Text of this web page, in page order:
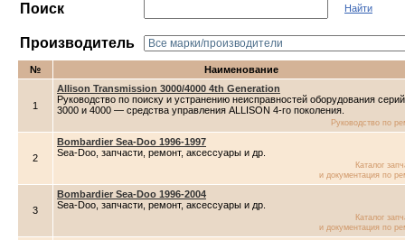
Поиск Найти
Производитель
№ Наименование
1
Allison Transmission 3000/4000 4th Generation
Руководство по поиску и устранению неисправностей оборудования серий
3000 и 4000 — средства управления ALLISON 4-го поколения.
Руководство по
2
Bombardier Sea-Doo 1996-1997
Sea-Doo, запчасти, ремонт, аксессуары и др.
Каталог
и документация по
3
Bombardier Sea-Doo 1996-2004
Sea-Doo, запчасти, ремонт, аксессуары и др.
Каталог
и документация по